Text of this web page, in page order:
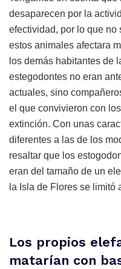
desaparecen por la
efectividad, por lo que no
estos animales afectara
los demás habitantes de
estegodontes no eran
actuales, sino
el que convivieron con
extinción. Con unas
diferentes a las de los
resaltar que los
eran del tamaño de un
la Isla de Flores se limitó
Los propios
matarían con